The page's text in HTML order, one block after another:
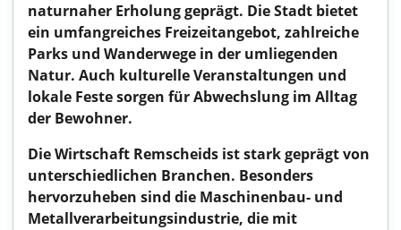
naturnaher Erholung geprägt. Die Stadt bietet
ein umfangreiches Freizeitangebot, zahlreiche
Parks und Wanderwege in der umliegenden
Natur. Auch kulturelle Veranstaltungen und
lokale Feste sorgen für Abwechslung im Alltag
der Bewohner.
Die Wirtschaft Remscheids ist stark geprägt von
unterschiedlichen Branchen. Besonders
hervorzuheben sind die Maschinenbau- und
Metallverarbeitungsindustrie, die mit